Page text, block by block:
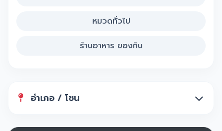
หมวดทั่วไป
ร้านอาหาร ของกิน
อำเภอ / โซน